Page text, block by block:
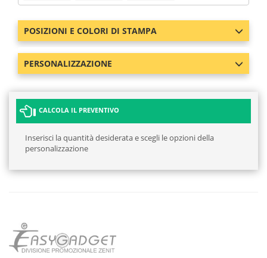
POSIZIONI E COLORI DI STAMPA
PERSONALIZZAZIONE
CALCOLA IL PREVENTIVO
Inserisci la quantità desiderata e scegli le opzioni della
personalizzazione